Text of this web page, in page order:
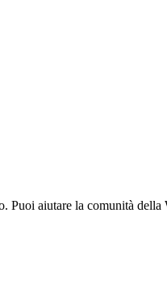
aiutare la comunità della